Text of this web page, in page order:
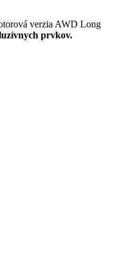
verzia AWD Long
prvkov.